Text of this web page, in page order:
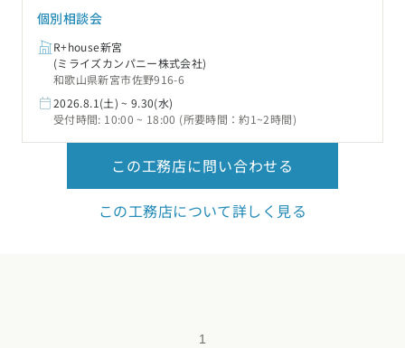
個別相談会
R+house新宮
(ミライズカンパニー株式会社)
和歌山県新宮市佐野916-6
2026.8.1(土) ~ 9.30(水)
受付時間: 10:00 ~ 18:00 (所要時間：約1~2時間)
この工務店に問い合わせる
この工務店について詳しく見る
1